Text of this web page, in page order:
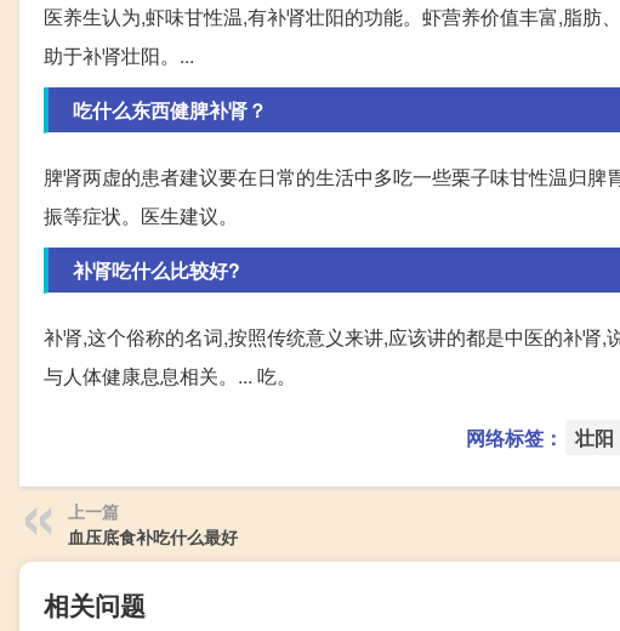
医养生认为,虾味甘性温,有补肾壮阳的功能。虾营养价值丰富,脂
助于补肾壮阳。...
吃什么东西健脾补肾？
脾肾两虚的患者建议要在日常的生活中多吃一些栗子味甘性温归
振等症状。医生建议。
补肾吃什么比较好?
补肾,这个俗称的名词,按照传统意义来讲,应该讲的都是中医的补肾
与人体健康息息相关。... 吃。
网络标签： 壮阳
上一篇
血压底食补吃什么最好
相关问题